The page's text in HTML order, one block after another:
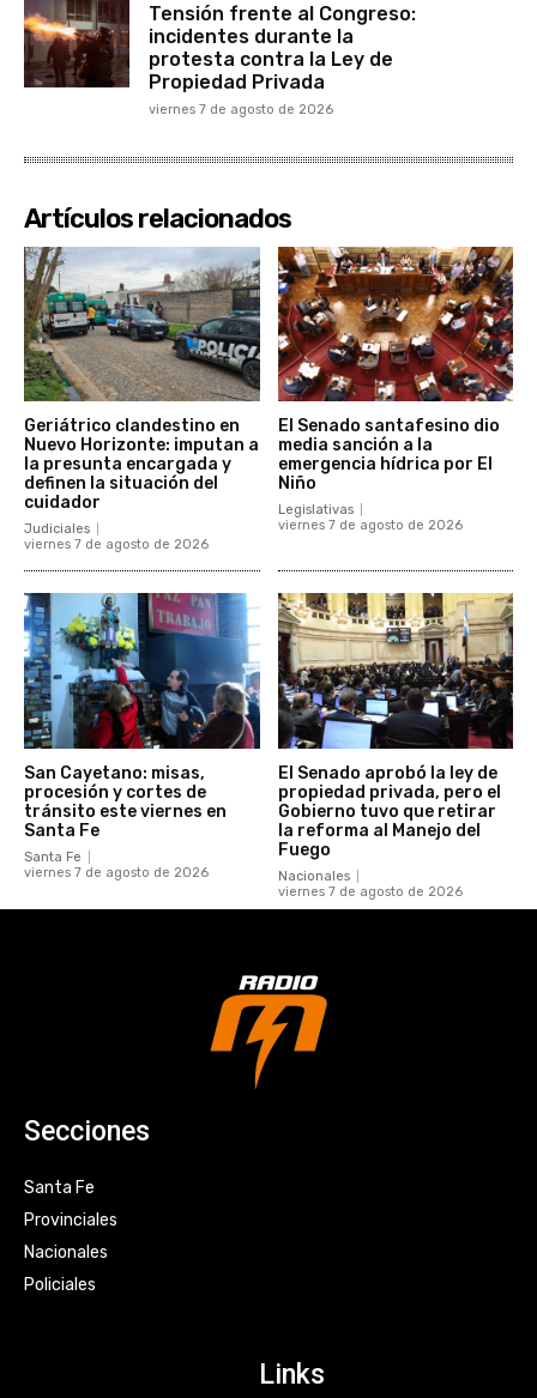
Tensión frente al Congreso:
incidentes durante la
protesta contra la Ley de
Propiedad Privada
viernes 7 de agosto de 2026
Artículos relacionados
Geriátrico clandestino en
Nuevo Horizonte: imputan a
la presunta encargada y
definen la situación del
cuidador
Judiciales
viernes 7 de agosto de 2026
El Senado santafesino dio
media sanción a la
emergencia hídrica por El
Niño
Legislativas
viernes 7 de agosto de 2026
San Cayetano: misas,
procesión y cortes de
tránsito este viernes en
Santa Fe
Santa Fe
viernes 7 de agosto de 2026
El Senado aprobó la ley de
propiedad privada, pero el
Gobierno tuvo que retirar
la reforma al Manejo del
Fuego
Nacionales
viernes 7 de agosto de 2026
Secciones
Santa Fe
Provinciales
Nacionales
Policiales
Links